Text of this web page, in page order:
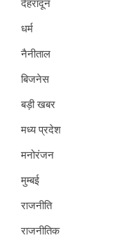
देहरादून
धर्म
नैनीताल
बिजनेस
बड़ी खबर
मध्य प्रदेश
मनोरंजन
मुम्बई
राजनीति
राजनीतिक